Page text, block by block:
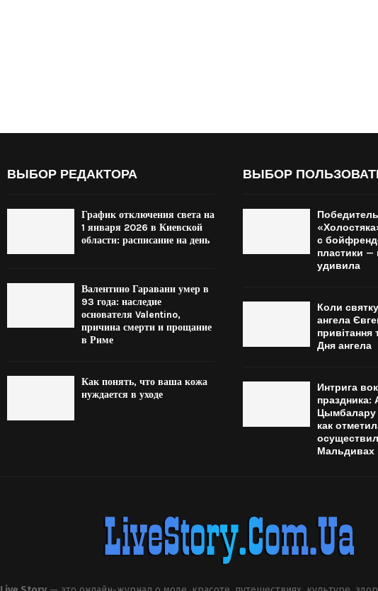
ВЫБОР РЕДАКТОРА
График отключения света на
1 января 2026 в Киевской
области: расписание на день
Валентино Гаравани умер в
93 года: наследие
основателя Valentino,
причина смерти и прощание
в Риме
Как понять, что ваша кожа
нуждается в уходе
ВЫБОР
с
пластики —
удивила
Коли
ангела
привітання
Дня ангела
Интрига
праздника:
Цымбалару
как
Мальдивах